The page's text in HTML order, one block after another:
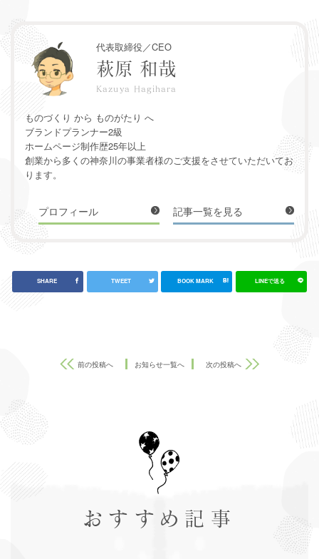
代表取締役／CEO
萩原 和哉
Kazuya Hagihara
ものづくり から ものがたり へ
ブランドプランナー2級
ホームページ制作歴25年以上
創業から多くの神奈川の事業者様のご支援をさせていただいてお
ります。
プロフィール 記事一覧を見る
前の投稿へ お知らせ一覧へ 次の投稿へ
おすすめ記事